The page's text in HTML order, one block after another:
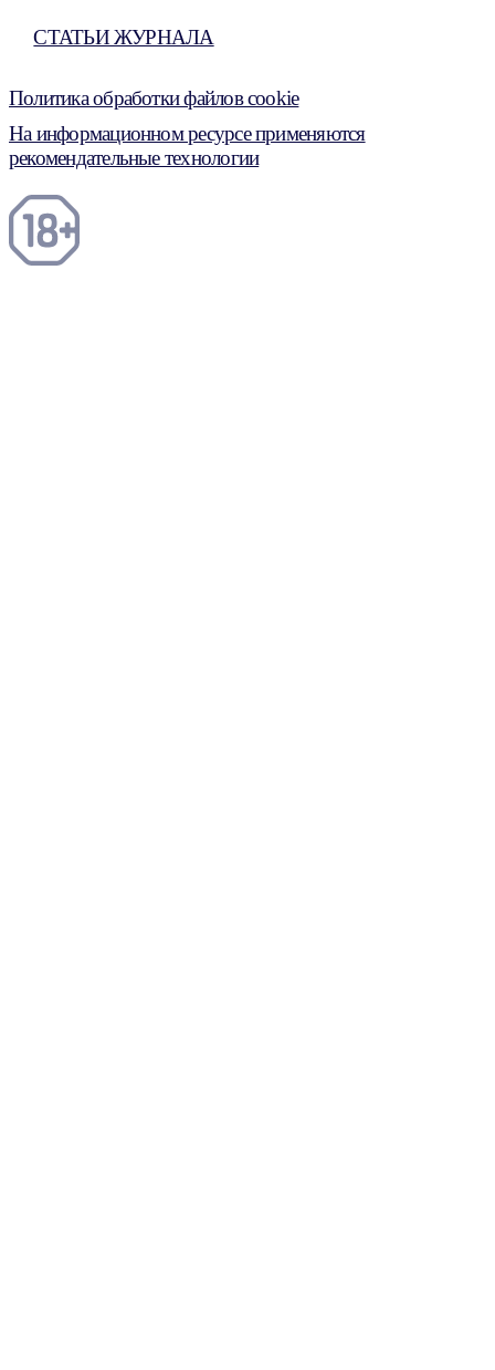
СТАТЬИ ЖУРНАЛА
Политика обработки файлов cookie
На информационном ресурсе применяются
рекомендательные технологии